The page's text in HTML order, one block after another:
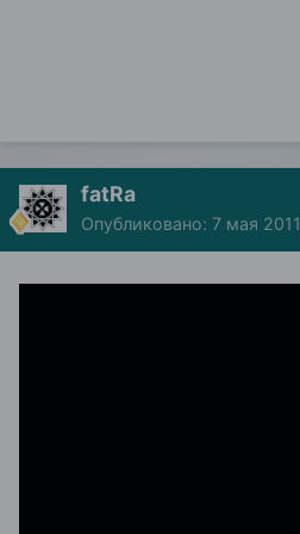
fatRa
Опубликовано: 7 мая 2011